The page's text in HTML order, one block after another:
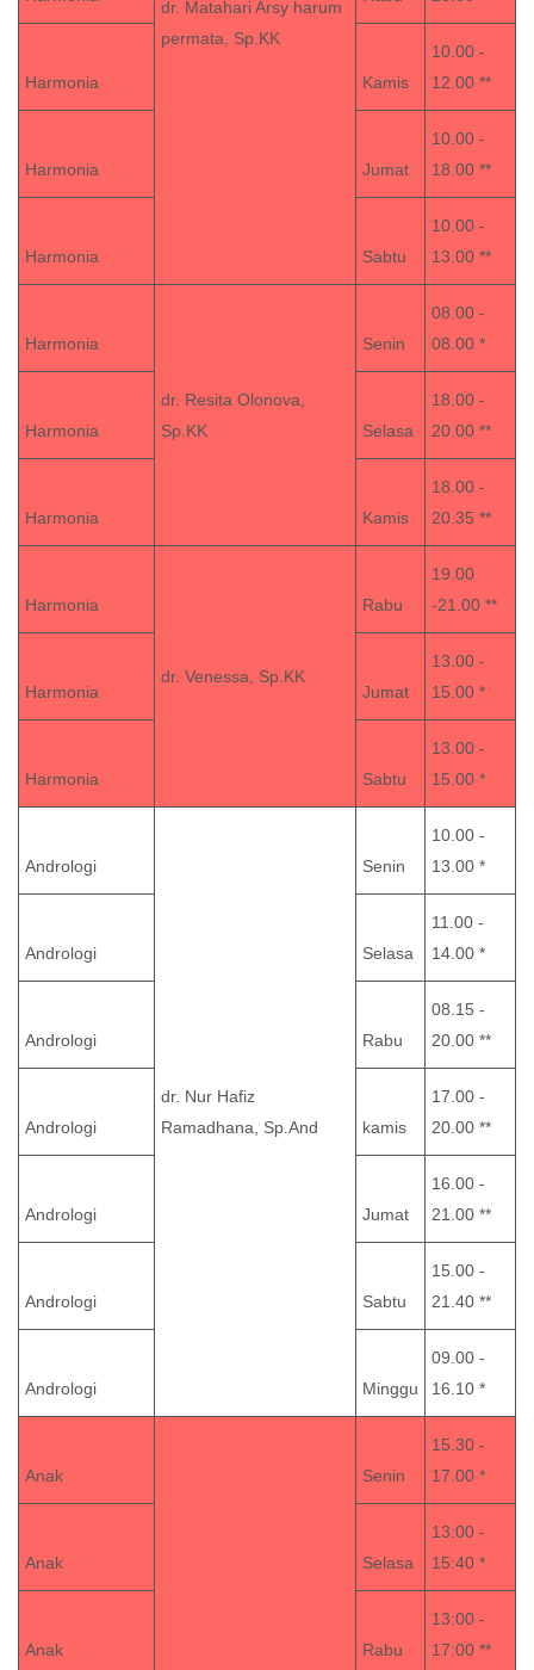
dr. Matahari Arsy harum
permata, Sp.KK
Harmonia Kamis
10.00 -
12.00 **
Harmonia Jumat
10.00 -
18.00 **
Harmonia Sabtu
10.00 -
13.00 **
Harmonia
dr. Resita Olonova,
Sp.KK
Senin
08.00 -
08.00 *
Harmonia Selasa
18.00 -
20.00 **
Harmonia Kamis
18.00 -
20.35 **
Harmonia
dr. Venessa, Sp.KK
Rabu
19.00
-21.00 **
Harmonia Jumat
13.00 -
15.00 *
Harmonia Sabtu
13.00 -
15.00 *
Andrologi
dr. Nur Hafiz
Ramadhana, Sp.And
Senin
10.00 -
13.00 *
Andrologi Selasa
11.00 -
14.00 *
Andrologi Rabu
08.15 -
20.00 **
Andrologi kamis
17.00 -
20.00 **
Andrologi Jumat
16.00 -
21.00 **
Andrologi Sabtu
15.00 -
21.40 **
Andrologi Minggu
09.00 -
16.10 *
Anak Senin
15.30 -
17.00 *
Anak Selasa
13:00 -
15:40 *
Anak Rabu
13:00 -
17:00 **